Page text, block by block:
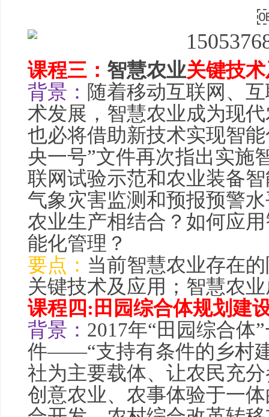
课程三： 智慧农业关键技
背景： 随着移动互联网、
术发展， 智慧农业成为现
也必将借助新技术实现智
央一号”文件再次指出实施
联网试验示范和农业装备
气象灾害监测和预报预警水
农业生产相结合？如何应用
能化管理？
要点： 当前智慧农业存在
关键技术及应用； 智慧农业
课程四:田园综合体规划建
背景： 2017年“田园综合体
件——“支持有条件的乡村
社为主要载体、让农民充
创意农业、农事体验于一